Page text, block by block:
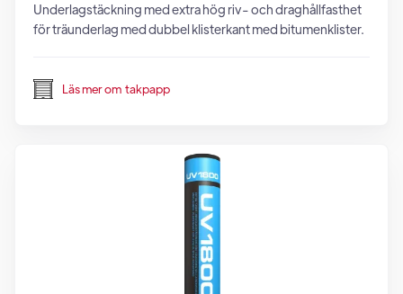
Underlagstäckning med extra hög riv- och draghållfasthet
för träunderlag med dubbel klisterkant med bitumenklister.
Läs mer om takpapp